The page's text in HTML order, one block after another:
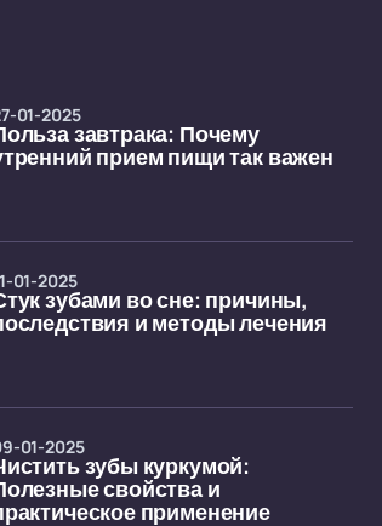
завтрака: Почему
прием пищи так важен
01-2025
зубами во сне: причины,
и методы лечения
01-2025
зубы куркумой:
свойства и
применение
01-2025